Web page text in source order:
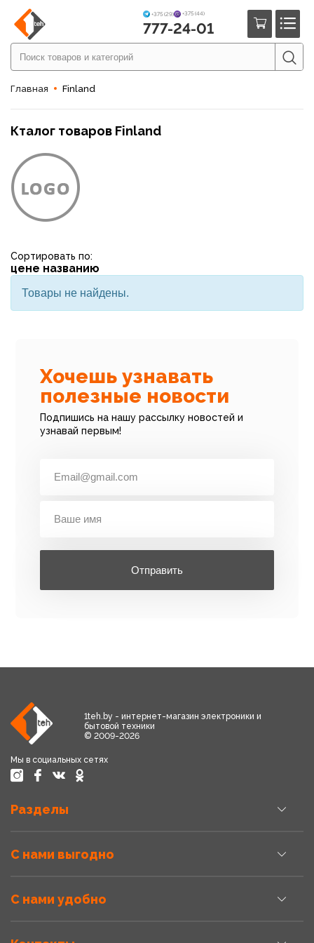
+375 (29) +375 (44)
777-24-01
Главная Finland
Кталог товаров Finland
Сортировать по:
цене названию
Товары не найдены.
Хочешь узнавать
полезные новости
Подпишись на нашу рассылку новостей и
узнавай первым!
Отправить
1teh.by - интернет-магазин электроники и
бытовой техники
© 2009-2026
Мы в социальных сетях
Разделы
С нами выгодно
С нами удобно